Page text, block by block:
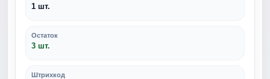
1 шт.
Остаток
3 шт.
Штрихкод